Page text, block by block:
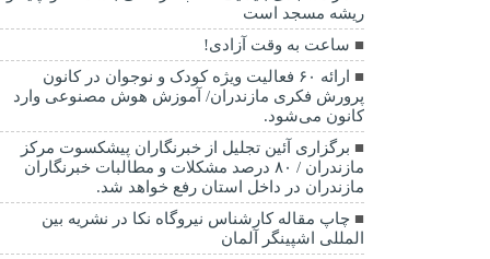
ریشه مسجد است
ساعت به وقت آزادی!
ارائه ۶۰ فعالیت ویژه کودک و نوجوان در کانون
پرورش فکری مازندران/ آموزش هوش مصنوعی وارد
کانون می‌شود.
برگزاری آئین تجلیل از خبرنگاران پیشکسوت مرکز
مازندران / ۸۰ درصد مشکلات و مطالبات خبرنگاران
مازندران در داخل استان رفع خواهد شد.
چاپ مقاله کارشناس نيروگاه نكا در نشریه بین
المللی اشپینگر آلمان